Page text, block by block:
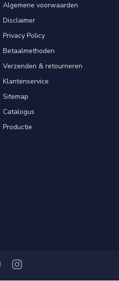
Algemene voorwaarden
Disclaimer
Privacy Policy
Betaalmethoden
Verzenden & retourneren
Klantenservice
Sitemap
Catalogus
Productie